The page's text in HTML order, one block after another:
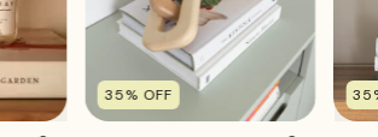
35% OFF 35